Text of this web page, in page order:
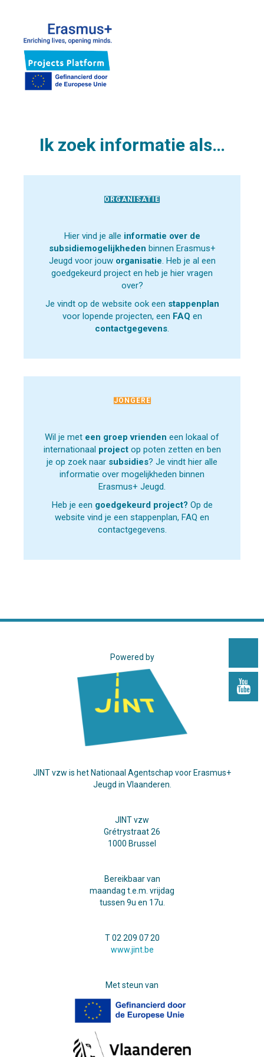
Ik zoek informatie als…
ORGANISATIE
Hier vind je alle informatie over de
subsidiemogelijkheden binnen Erasmus+
Jeugd voor jouw organisatie. Heb je al een
goedgekeurd project en heb je hier vragen
over?
Je vindt op de website ook een stappenplan
voor lopende projecten, een FAQ en
contactgegevens.
JONGERE
Wil je met een groep vrienden een lokaal of
internationaal projectop poten zetten en ben
je op zoek naar subsidies? Je vindt hier alle
informatie over mogelijkheden binnen
Erasmus+ Jeugd.
Heb je een goedgekeurd project? Op de
website vind je een stappenplan, FAQ en
contactgegevens.
Powered by
JINT vzw is het Nationaal Agentschap voor Erasmus+
Jeugd in Vlaanderen.
JINT vzw
Grétrystraat 26
1000 Brussel
Bereikbaar van
maandag t.e.m. vrijdag
tussen 9u en 17u.
T 02 209 07 20
www.jint.be
Met steun van